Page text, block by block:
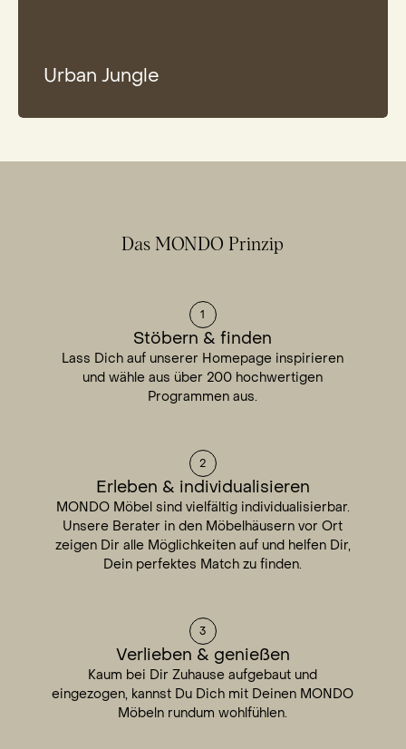
Urban Jungle
Das MONDO Prinzip
1
Stöbern & finden
Lass Dich auf unserer Homepage inspirieren
und wähle aus über 200 hochwertigen
Programmen aus.
2
Erleben & individualisieren
MONDO Möbel sind vielfältig individualisierbar.
Unsere Berater in den Möbelhäusern vor Ort
zeigen Dir alle Möglichkeiten auf und helfen Dir,
Dein perfektes Match zu finden.
3
Verlieben & genießen
Kaum bei Dir Zuhause aufgebaut und
eingezogen, kannst Du Dich mit Deinen MONDO
Möbeln rundum wohlfühlen.